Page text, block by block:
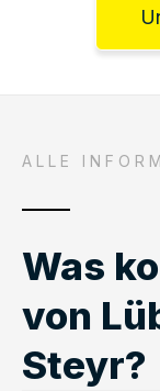
ALLE
Was
von
Steyr?